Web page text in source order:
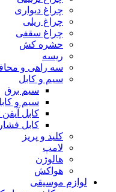
چراغ دیوارى
چراغ ریلى
چراغ سقفى
حشره کش
ریسه
سه راهى و
سیم و کابل
سیم برق
سیم و
کابل آیفن
کابل
کلید و پریز
لامپ
هالوژن
هواکش
لوازم موسیقی